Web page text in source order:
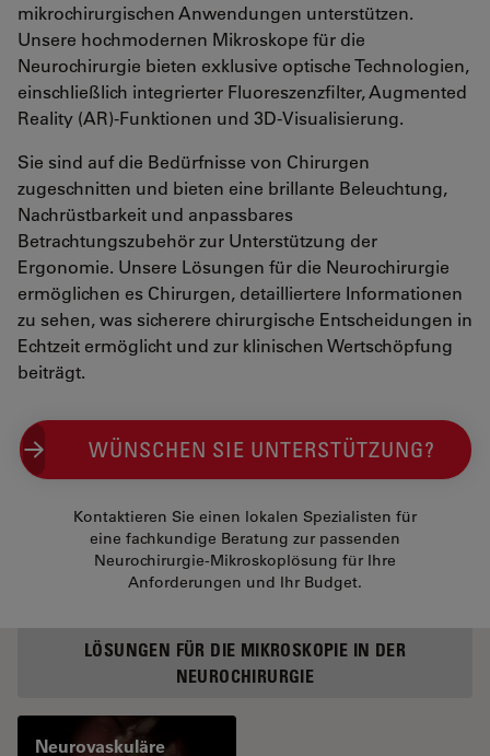
mikrochirurgischen Anwendungen unterstützen.
Unsere hochmodernen Mikroskope für die
Neurochirurgie bieten exklusive optische Technologien,
einschließlich integrierter Fluoreszenzfilter, Augmented
Reality (AR)-Funktionen und 3D-Visualisierung.
Sie sind auf die Bedürfnisse von Chirurgen
zugeschnitten und bieten eine brillante Beleuchtung,
Nachrüstbarkeit und anpassbares
Betrachtungszubehör zur Unterstützung der
Ergonomie. Unsere Lösungen für die Neurochirurgie
ermöglichen es Chirurgen, detailliertere Informationen
zu sehen, was sicherere chirurgische Entscheidungen in
Echtzeit ermöglicht und zur klinischen Wertschöpfung
beiträgt.
WÜNSCHEN SIE UNTERSTÜTZUNG?
Kontaktieren Sie einen lokalen Spezialisten für
eine fachkundige Beratung zur passenden
Neurochirurgie-Mikroskoplösung für Ihre
Anforderungen und Ihr Budget.
LÖSUNGEN FÜR DIE MIKROSKOPIE IN DER
NEUROCHIRURGIE
Neurovaskuläre